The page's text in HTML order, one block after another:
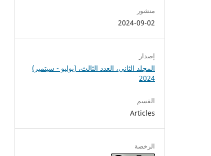
منشور
2024-09-02
إصدار
المجلد الثاني، العدد الثالث، (يوليو - سبتمبر)
2024
القسم
Articles
الرخصة